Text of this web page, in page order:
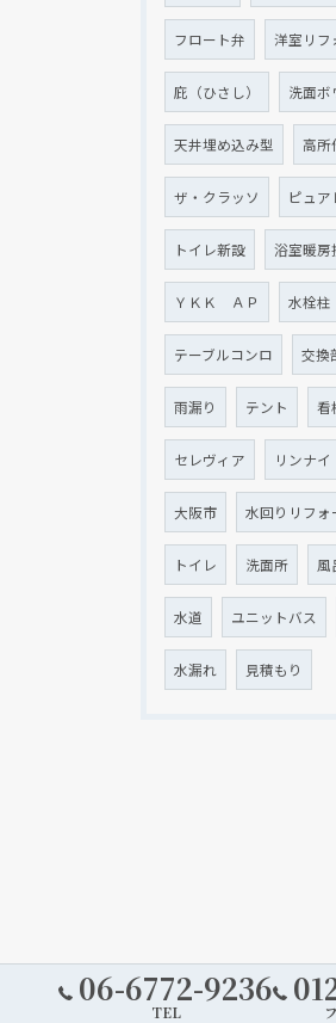
フロート弁 洋室リフ
庇（ひさし） 洗面ボ
天井埋め込み型 高所
ザ・クラッソ ピュア
トイレ新設 浴室暖房
ＹＫＫ ＡＰ 水栓柱
テーブルコンロ 交換
雨漏り テント 看
セレヴィア リンナイ
大阪市 水回りリフォ
トイレ 洗面所 風
水道 ユニットバス
水漏れ 見積もり
06-6772-9236
TEL